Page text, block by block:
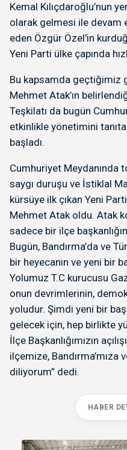
Kemal Kılıçdaroğlu’nun
olarak gelmesi ile devam
eden Özgür Özel’in
Yeni Parti ülke çapında
Bu kapsamda geçtiğimiz
Mehmet Atak’ın
Teşkilatı da bugün
etkinlikle yönetimini
başladı.
Cumhuriyet Meydanında
saygı duruşu ve İstiklal
kürsüye ilk çıkan Yeni
Mehmet Atak oldu. Atak
sadece bir ilçe
Bugün, Bandırma’da ve
bir heyecanın ve yeni bir
Yolumuz T.C kurucusu
onun devrimlerinin,
yoludur. Şimdi yeni bir
gelecek için, hep birlikte
İlçe Başkanlığımızın
ilçemize, Bandırma’mıza
diliyorum” dedi.
HABER